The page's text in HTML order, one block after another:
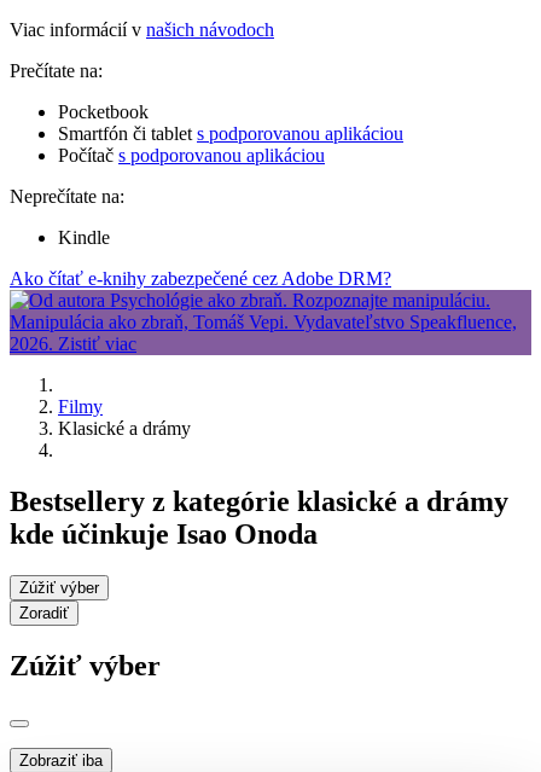
Viac informácií v našich návodoch
Prečítate na:
Pocketbook
Smartfón či tablet s podporovanou aplikáciou
Počítač s podporovanou aplikáciou
Neprečítate na:
Kindle
Ako čítať e-knihy zabezpečené cez Adobe DRM?
Filmy
Klasické a drámy
Bestsellery z kategórie klasické a drámy
kde účinkuje Isao Onoda
Zúžiť výber
Zoradiť
Zúžiť výber
Zobraziť iba